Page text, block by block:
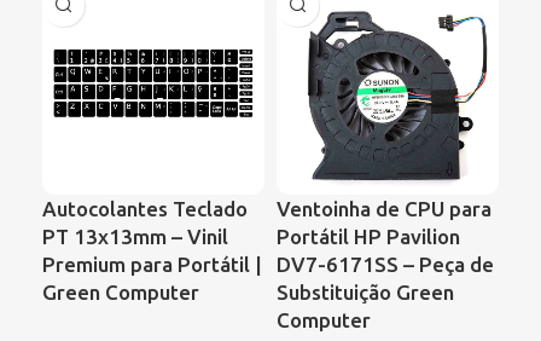
Autocolantes Teclado
PT 13x13mm – Vinil
Premium para Portátil |
Green Computer
Ventoinha de CPU para
Portátil HP Pavilion
DV7-6171SS – Peça de
Substituição Green
Computer